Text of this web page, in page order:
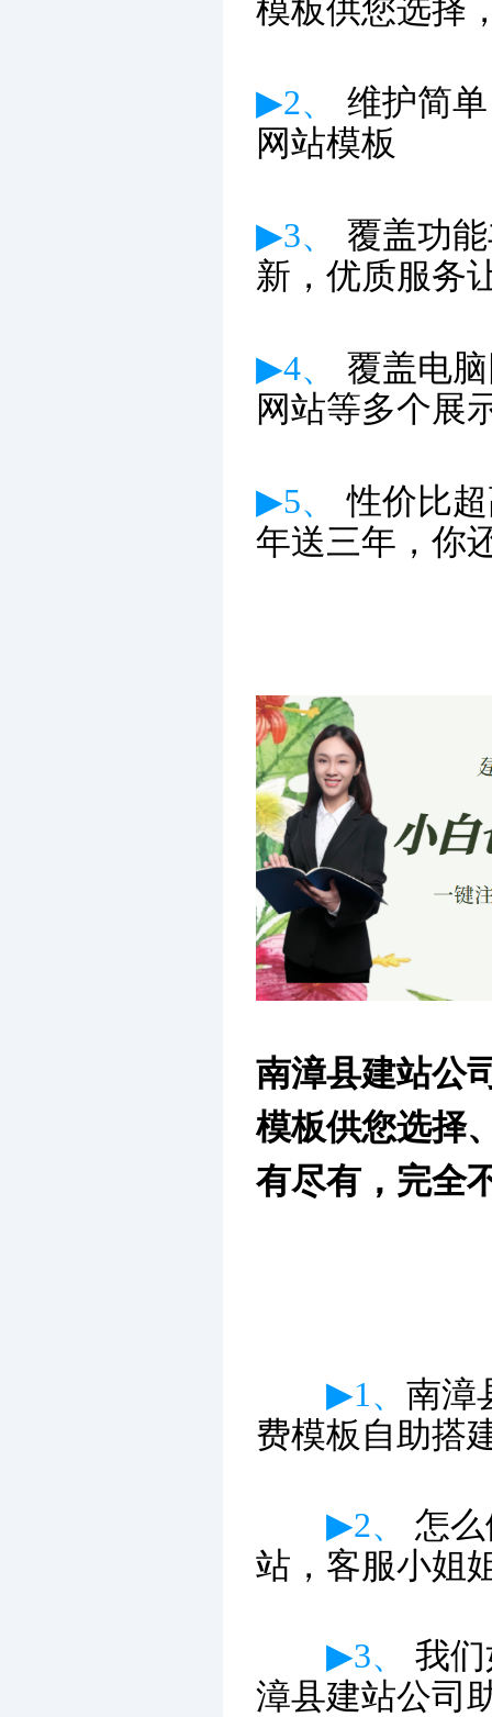
模板供您选择
▶2、
维护简
网站模板
▶3、
覆盖功
新 ，优质服务
▶4、
覆盖电
网站等多个展
▶5、
性价比
年送三年，你
南漳县建站公
模板供您选择
有尽有，完全
▶1、 南漳
费模板自助搭
▶2、 怎
站，客服小姐
▶3、 我
漳县建站公司